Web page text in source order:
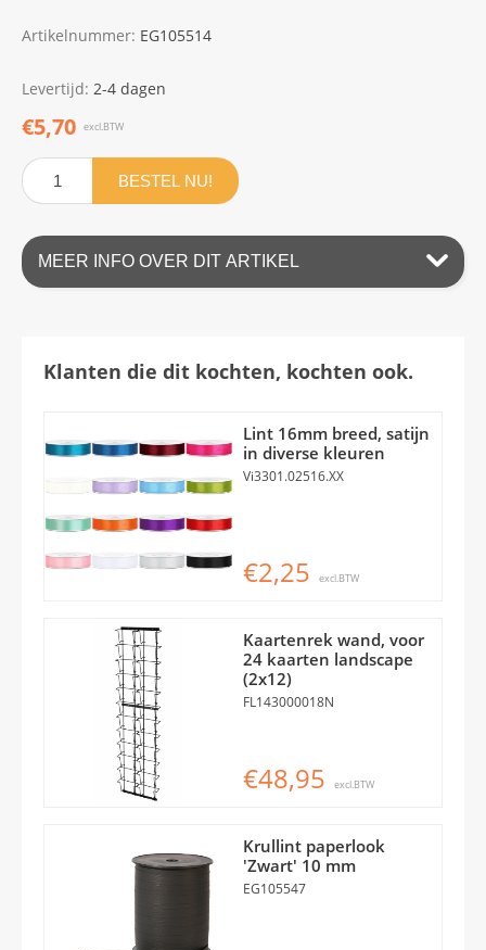
Artikelnummer: EG105514
Levertijd: 2-4 dagen
€5,70 excl.BTW
BESTEL NU!
MEER INFO OVER DIT ARTIKEL
Klanten die dit kochten, kochten ook.
Lint 16mm breed, satijn
in diverse kleuren
Vi3301.02516.XX
€2,25 excl.BTW
Kaartenrek wand, voor
24 kaarten landscape
(2x12)
FL143000018N
€48,95 excl.BTW
Krullint paperlook
'Zwart' 10 mm
EG105547